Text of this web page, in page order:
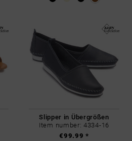
Slipper in Übergrößen
Item number: 4334-16
€99.99 *